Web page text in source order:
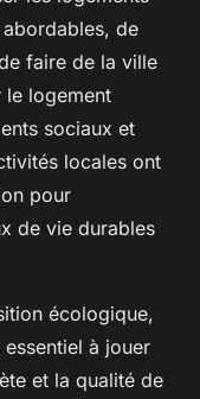
de
faire de la ville
le logement
sociaux et
locales ont
pour
de vie durables
écologique,
à jouer
et la qualité de